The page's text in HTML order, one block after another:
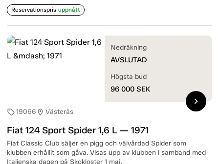
Reservationspris uppnått
sell19066 location_on Västerås
Fiat 124 Sport Spider 1,6 L — 1971
Fiat Classic Club säljer en pigg och välvårdad Spider som
klubben erhållit som gåva. Visas upp av klubben i samband med
Italienska dagen på Skokloster 1 maj.
Nedräkning
AVSLUTAD
Högsta bud
96 000 SEK
chevron_right